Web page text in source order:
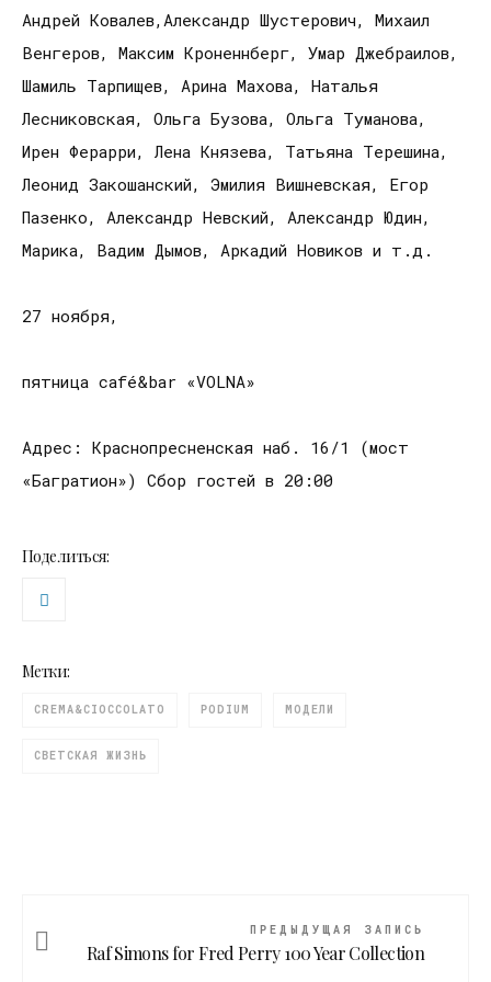
Андрей Ковалев,Александр Шустерович, Михаил
Венгеров, Максим Кроненнберг, Умар Джебраилов,
Шамиль Тарпищев, Арина Махова, Наталья
Лесниковская, Ольга Бузова, Ольга Туманова,
Ирен Ферарри, Лена Князева, Татьяна Терешина,
Леонид Закошанский, Эмилия Вишневская, Егор
Пазенко, Александр Невский, Александр Юдин,
Марика, Вадим Дымов, Аркадий Новиков и т.д.
27 ноября,
пятница café&bar «VOLNA»
Адрес: Краснопресненская наб. 16/1 (мост
«Багратион») Сбор гостей в 20:00
Поделиться:
Метки:
CREMA&CIOCCOLATO PODIUM МОДЕЛИ
СВЕТСКАЯ ЖИЗНЬ
ПРЕДЫДУЩАЯ ЗАПИСЬ
Raf Simons for Fred Perry 100 Year Collection